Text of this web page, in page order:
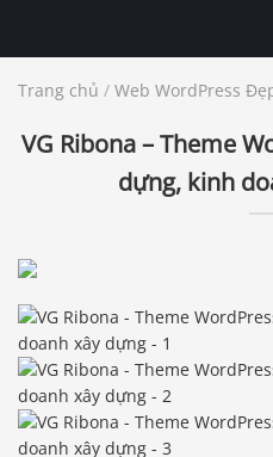
Trang chủ / Web WordPress
VG Ribona – Theme
dựng, kinh